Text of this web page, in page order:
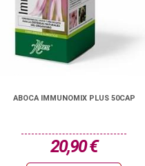
ABOCA IMMUNOMIX PLUS 50CAP
20,90 €